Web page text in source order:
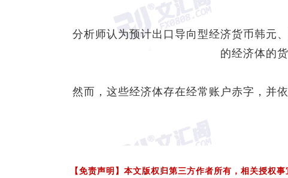
分析师认为预计出口导向型经济货币韩元
的经济体的
然而，这些经济体存在经常账户赤字，并
【免责声明】本文版权归第三方作者所有，相关授权事